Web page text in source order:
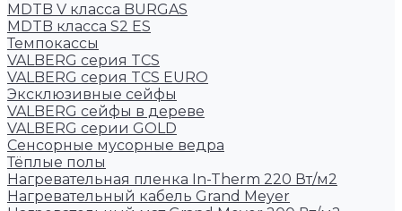
MDTB V класса BURGAS
MDTB класса S2 ES
Темпокассы
VALBERG серия TCS
VALBERG серия TCS EURO
Эксклюзивные сейфы
VALBERG сейфы в дереве
VALBERG серии GOLD
Сенсорные мусорные ведра
Тёплые полы
Нагревательная пленка In-Therm 220 Вт/м2
Нагревательный кабель Grand Meyer